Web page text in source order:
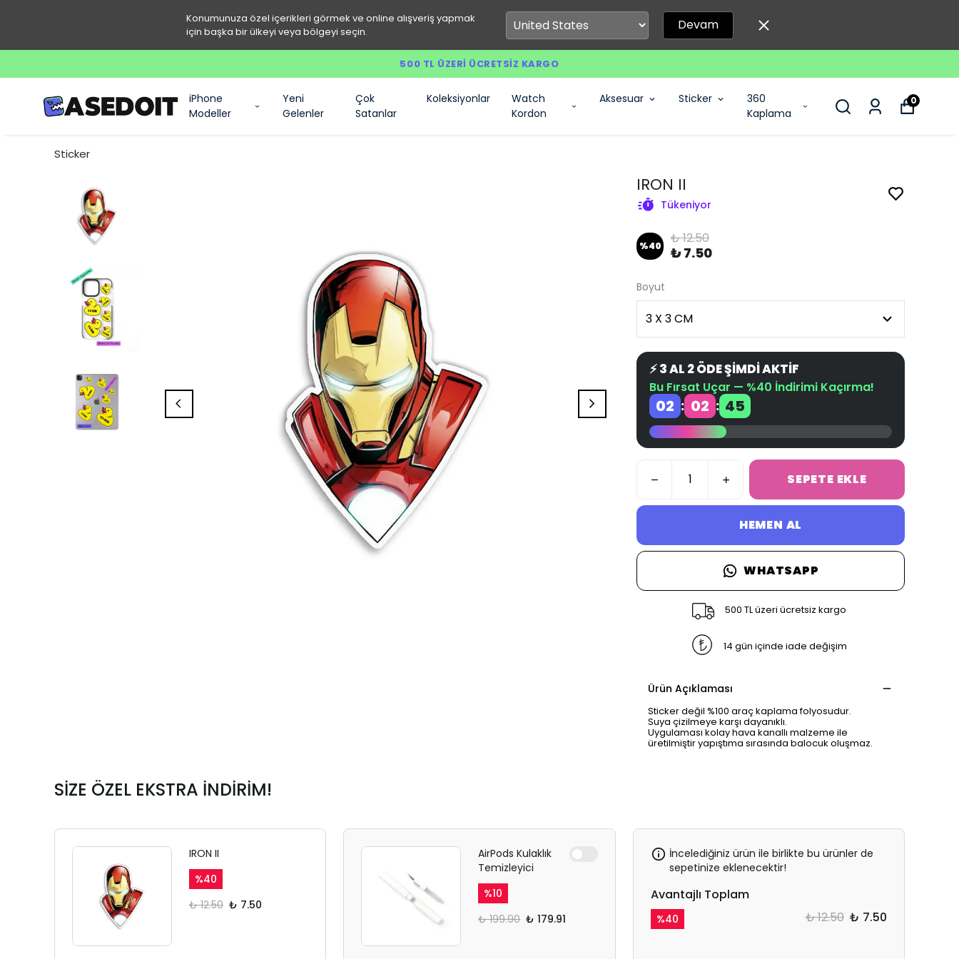
Konumunuza özel içerikleri görmek ve online alışveriş yapmak
için başka bir ülkeyi veya bölgeyi seçin.
Devam
500 TL ÜZERI ÜCRETSIZ KARGO
iPhone
Modeller
Yeni
Gelenler
Çok
Satanlar
Koleksiyonlar
Watch
Kordon
Aksesuar Sticker
360
Kaplama
0
Sticker
IRON II
Tükeniyor
%40 ₺ 12.50
₺ 7.50
Boyut
⚡ 3 AL 2 ÖDE ŞİMDİ AKTİF
Bu Fırsat Uçar — %40 İndirimi Kaçırma!
02 : 02 : 45
SEPETE EKLE
HEMEN AL
WHATSAPP
500 TL üzeri ücretsiz kargo
14 gün içinde iade değişim
Ürün Açıklaması
Sticker değil %100 araç kaplama folyosudur.
Suya çizilmeye karşı dayanıklı.
Uygulaması kolay hava kanallı malzeme ile
üretilmiştir yapıştıma sırasında balocuk oluşmaz.
SİZE ÖZEL EKSTRA İNDİRİM!
IRON II
%40
₺ 12.50 ₺ 7.50
AirPods Kulaklık
Temizleyici
%10
₺ 199.90 ₺ 179.91
İncelediğiniz ürün ile birlikte bu ürünler de
sepetinize eklenecektir!
Avantajlı Toplam
%40 ₺ 12.50 ₺ 7.50
SAFARİ GİZLİ SEKME